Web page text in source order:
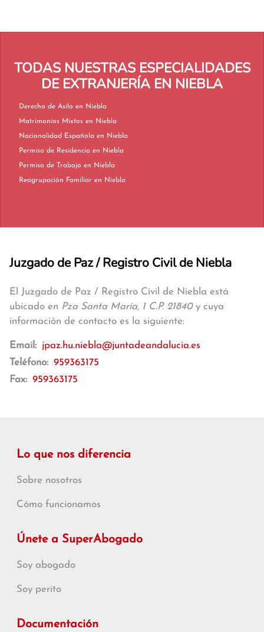
TODAS NUESTRAS ESPECIALIDADES
DE EXTRANJERÍA EN NIEBLA
Derecho de Asilo en Niebla
Matrimonios Mixtos en Niebla
Nacionalidad Española en Niebla
Permiso de Residencia en Niebla
Permiso de Trabajo en Niebla
Reagrupación Familiar en Niebla
Juzgado de Paz / Registro Civil de Niebla
El Juzgado de Paz / Registro Civil de Niebla está
ubicado en Pza Santa María, 1 C.P. 21840y cuya
información de contacto es la siguiente:
Email: jpaz.hu.niebla@juntadeandalucia.es
Teléfono: 959363175
Fax: 959363175
Lo que nos diferencia
Sobre nosotros
Cómo funcionamos
Únete a SuperAbogado
Soy abogado
Soy perito
Documentación